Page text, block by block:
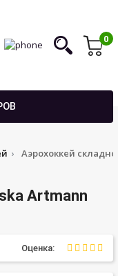
0
Аэрохоккей
Artmann
Оценка: